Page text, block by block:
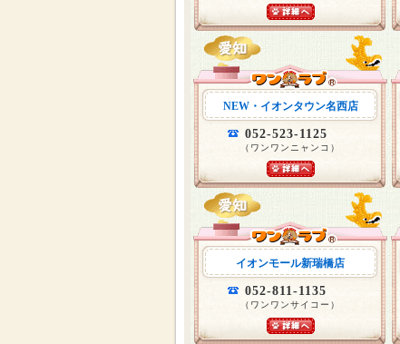
NEW・イオンタウン名西店
052-523-1125
（ワンワンニャンコ）
イオンモール新瑞橋店
052-811-1135
（ワンワンサイコー）